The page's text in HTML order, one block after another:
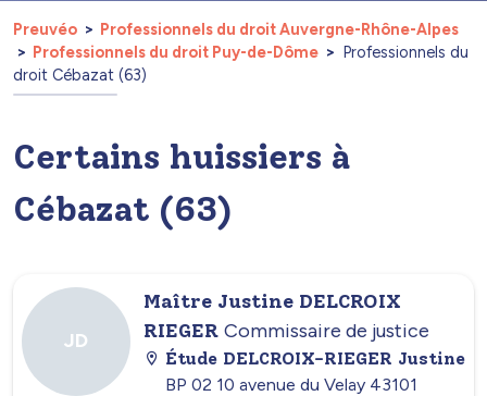
Preuvéo
Professionnels du droit Auvergne-Rhône-Alpes
Professionnels du droit Puy-de-Dôme
Professionnels du
droit Cébazat (63)
Certains huissiers à
Cébazat (63)
JD
Maître Justine DELCROIX
RIEGER Commissaire de justice
Étude DELCROIX-RIEGER Justine
BP 02 10 avenue du Velay 43101